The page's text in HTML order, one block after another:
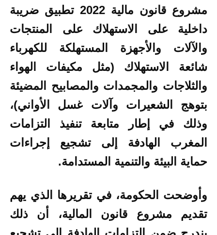
مشروع قانون مالية 2022 تطبيق ضريبة
داخلية على الاستهلاك على المنتجات
والآلات والأجهزة المستهلكة للكهرباء
شائعة الاستهلاك (مثل مكيفات الهواء
والثلاجات والمجمدات والمصابيح المضيئة
بتوهج الشعيرات وآلات غسل الأواني)،
وذلك في إطار متابعة تنفيذ التزامات
المغرب الهادفة إلى تشجيع إجراءات
حماية البيئة والتنمية المستدامة.
وأوضحت الحكومة، في تقريرها الذي يهم
تقديم مشروع قانون المالية، أن ذلك